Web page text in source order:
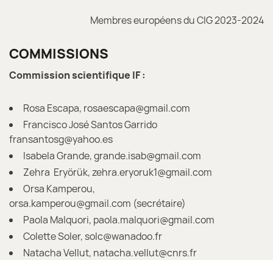
Membres européens du CIG 2023-2024
COMMISSIONS
Commission scientifique IF :
Rosa Escapa, rosaescapa@gmail.com
Francisco José Santos Garrido
fransantosg@yahoo.es
Isabela Grande, grande.isab@gmail.com
Zehra Eryörük, zehra.eryoruk1@gmail.com
Orsa Kamperou,
orsa.kamperou@gmail.com (secrétaire)
Paola Malquori, paola.malquori@gmail.com
Colette Soler, solc@wanadoo.fr
Natacha Vellut, natacha.vellut@cnrs.fr